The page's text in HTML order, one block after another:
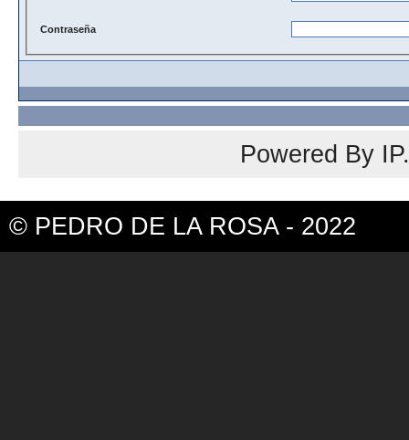
Contraseña
Powered By
© PEDRO DE LA ROSA - 2022